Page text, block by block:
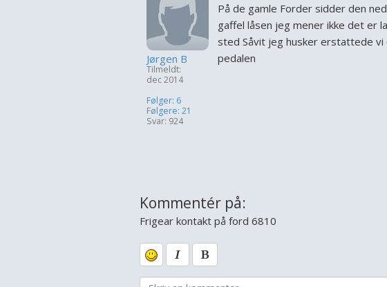
Jørgen B
Tilmeldt:
dec 2014
Følger: 6
Følgere: 21
Svar: 924
På de gamle Forder sidder den
gaffel låsen jeg mener ikke det
sted Såvit jeg husker erstattede vi
pedalen
Kommentér på:
Frigear kontakt på ford 6810